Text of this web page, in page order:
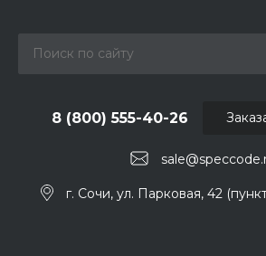
8 (800) 555-40-26
г. Сочи, ул. Парковая, 42